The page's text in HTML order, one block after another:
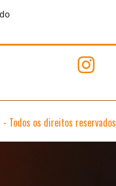
Todos os direitos